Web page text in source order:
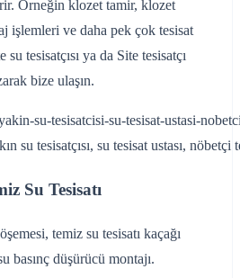
Örneğin klozet tamir, klozet
işlemleri ve daha pek çok tesisat
tesisatçısı ya da Site tesisatçı
bize ulaşın.
su tesisatçısı, su tesisat ustası, nöbetçi
Su Tesisatı
temiz su tesisatı kaçağı
basınç düşürücü montajı.